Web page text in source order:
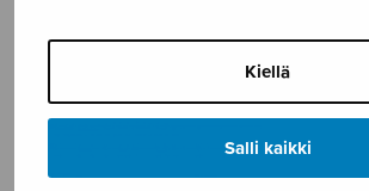
Kiellä
Salli kaikki